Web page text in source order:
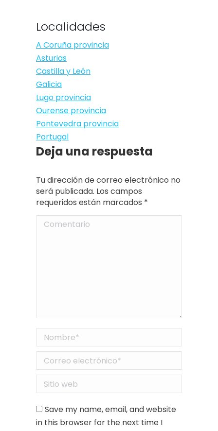
Localidades
A Coruña provincia
Asturias
Castilla y León
Galicia
Lugo provincia
Ourense provincia
Pontevedra provincia
Portugal
Deja una respuesta
Tu dirección de correo electrónico no
será publicada. Los campos
requeridos están marcados *
Comentario
Nombre *
Correo electrónico *
Sitio web
Save my name, email, and website
in this browser for the next time I